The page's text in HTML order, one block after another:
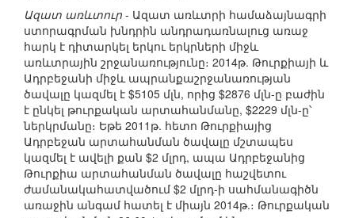
Ազատ առևտուր - Ազատ առևտրի համաձայնագրի
ստորագրման խնդրին անդրադառնալուց առաջ
հարկ է դիտարկել երկու երկրների միջև
առևտրային շրջանառությունը։ 2014թ. Թուրքիայի և
Ադրբեջանի միջև ապրանքաշրջանառության
ծավալը կազմել է $5105 մլն, որից $2876 մլն-ը բաժին
է ընկել թուրքական արտահանմանը, $2229 մլն-ը՝
ներկրմանը։ Եթե 2011թ. հետո Թուրքիայից
Ադրբեջան արտահանման ծավալը մշտապես
կազմել է ավելի քան $2 մլրդ, ապա Ադրբեջանից
Թուրքիա արտահանման ծավալը հաշվետու
ժամանակահատվածում $2 մլրդ-ի սահմանագիծն
առաջին անգամ հատել է միայն 2014թ.։ Թուրքական